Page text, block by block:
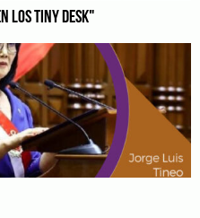
LOS TINY DESK"